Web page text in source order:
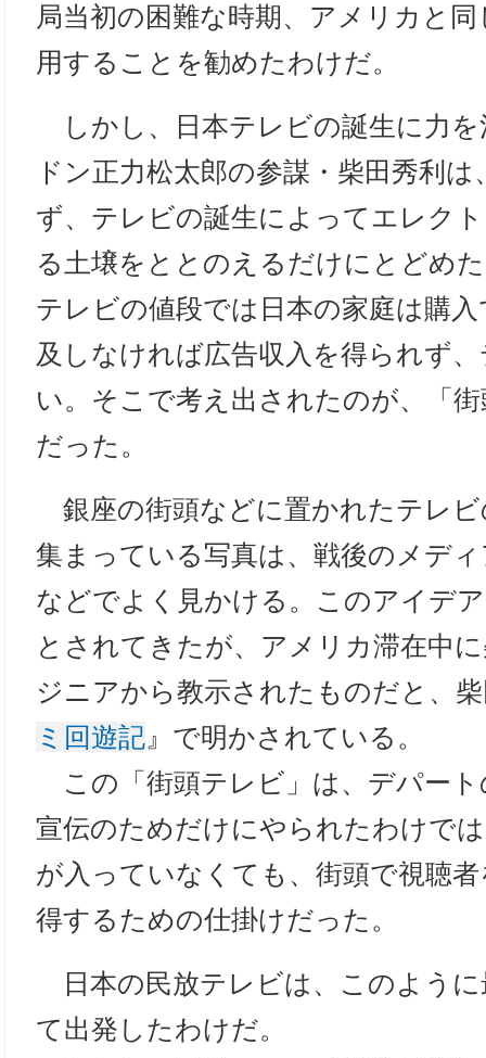
局当初の困難な時期、アメリカと
用することを勧めたわけだ。
しかし、日本テレビの誕生に力
ドン正力松太郎の参謀・柴田秀利
ず、テレビの誕生によってエレク
る土壌をととのえるだけにとどめ
テレビの値段では日本の家庭は購
及しなければ広告収入を得られず
い。そこで考え出されたのが、「
だった。
銀座の街頭などに置かれたテレ
集まっている写真は、戦後のメデ
などでよく見かける。このアイデ
とされてきたが、アメリカ滞在中
ジニアから教示されたものだと、
ミ回遊記 』で明かされている。
この「街頭テレビ」は、デパー
宣伝のためだけにやられたわけで
が入っていなくても、街頭で視聴
得するための仕掛けだった。
日本の民放テレビは、このよう
て出発したわけだ。